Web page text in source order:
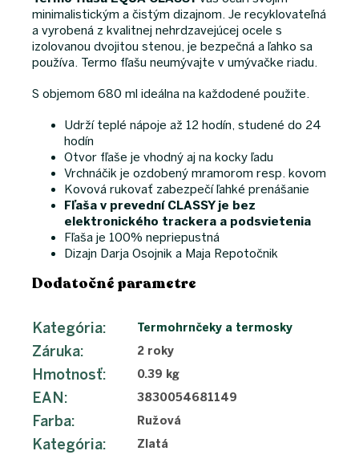
minimalistickým a čistým dizajnom. Je recyklovateľná
a vyrobená z kvalitnej nehrdzavejúcej ocele s
izolovanou dvojitou stenou, je bezpečná a ľahko sa
používa. Termo fľašu neumývajte v umývačke riadu.
S objemom 680 ml ideálna na každodené použite.
Udrží teplé nápoje až 12 hodín, studené do 24
hodín
Otvor fľaše je vhodný aj na kocky ľadu
Vrchnáčik je ozdobený mramorom resp. kovom
Kovová rukovať zabezpečí ľahké prenášanie
Fľaša v prevední CLASSY je bez
elektronického trackera a podsvietenia
Fľaša je 100% nepriepustná
Dizajn Darja Osojnik a Maja Repotočnik
Dodatočné parametre
Kategória: Termohrnčeky a termosky
Záruka: 2 roky
Hmotnosť: 0.39 kg
EAN: 3830054681149
Farba: Ružová
Kategória: Zlatá